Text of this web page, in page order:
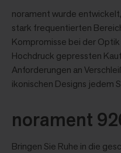
norament wurde
stark frequentierten
Kompromisse bei der
Hochdruck gepressten
Anforderungen an
ikonischen Designs jedem
norament
Bringen Sie Ruhe in die